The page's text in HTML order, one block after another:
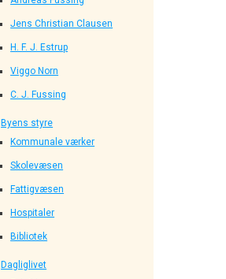
Jens Christian Clausen
H. F. J. Estrup
Viggo Norn
C. J. Fussing
Byens styre
Kommunale værker
Skolevæsen
Fattigvæsen
Hospitaler
Bibliotek
Dagliglivet